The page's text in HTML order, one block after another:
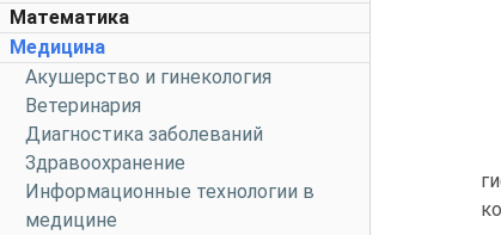
Математика
Медицина
Акушерство и гинекология
Ветеринария
Диагностика заболеваний
Здравоохранение
Информационные технологии в
медицине